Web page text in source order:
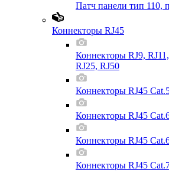
Патч панели тип 110,
Коннекторы RJ45
Коннекторы RJ9,
RJ25, RJ50
Коннекторы RJ45
Коннекторы RJ45
Коннекторы RJ45
Коннекторы RJ45